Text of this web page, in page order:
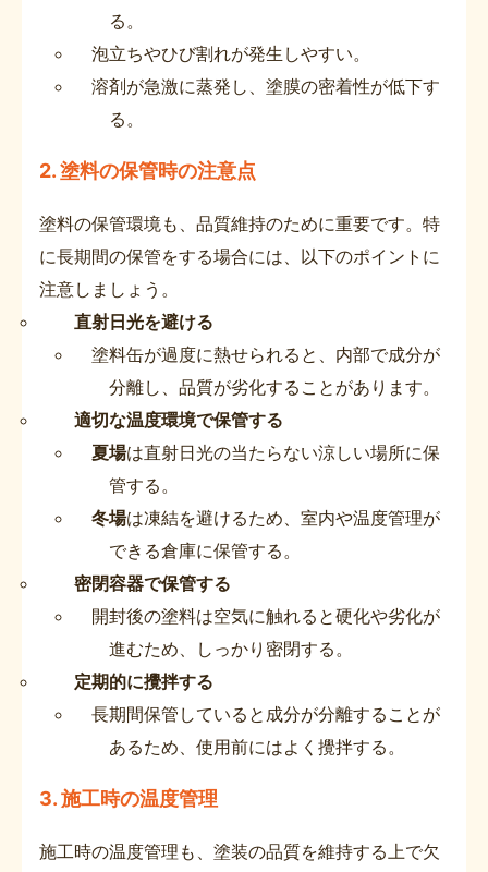
る。
泡立ちやひび割れが発生しやすい。
溶剤が急激に蒸発し、塗膜の密着性が低下す
る。
2. 塗料の保管時の注意点
塗料の保管環境も、品質維持のために重要です。特
に長期間の保管をする場合には、以下のポイントに
注意しましょう。
直射日光を避ける
塗料缶が過度に熱せられると、内部で成分が
分離し、品質が劣化することがあります。
適切な温度環境で保管する
夏場は直射日光の当たらない涼しい場所に保
管する。
冬場は凍結を避けるため、室内や温度管理が
できる倉庫に保管する。
密閉容器で保管する
開封後の塗料は空気に触れると硬化や劣化が
進むため、しっかり密閉する。
定期的に攪拌する
長期間保管していると成分が分離することが
あるため、使用前にはよく攪拌する。
3. 施工時の温度管理
施工時の温度管理も、塗装の品質を維持する上で欠